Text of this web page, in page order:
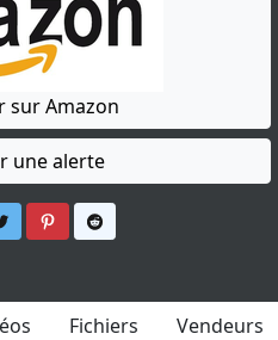
sur Amazon
une alerte
Partager sur Twitter
Partager sur Pinterest
Fichiers Vendeurs